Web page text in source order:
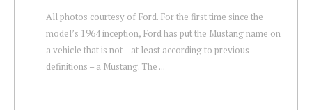
All photos courtesy of Ford. For the first time since the
model’s 1964 inception, Ford has put the Mustang name on
a vehicle that is not – at least according to previous
definitions – a Mustang. The ...